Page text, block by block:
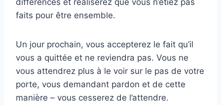
différences et réaliserez que vous n’étiez pas
faits pour être ensemble.
Un jour prochain, vous accepterez le fait qu’il
vous a quittée et ne reviendra pas. Vous ne
vous attendrez plus à le voir sur le pas de votre
porte, vous demandant pardon et de cette
manière – vous cesserez de l’attendre.